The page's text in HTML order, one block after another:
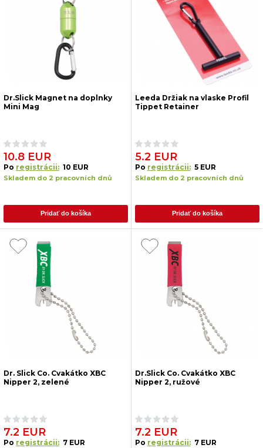
Dr.Slick Magnet na doplnky
Mini Mag
10.8 EUR
Po registrácii: 10 EUR
Skladem do 2 pracovních dnů
Pridať do košíka
Leeda Držiak na vlaske Profil
Tippet Retainer
5.2 EUR
Po registrácii: 5 EUR
Skladem do 2 pracovních dnů
Pridať do košíka
Dr. Slick Co. Cvakátko XBC
Nipper 2, zelené
7.2 EUR
Po registrácii: 7 EUR
Dr.Slick Co. Cvakátko XBC
Nipper 2, ružové
7.2 EUR
Po registrácii: 7 EUR